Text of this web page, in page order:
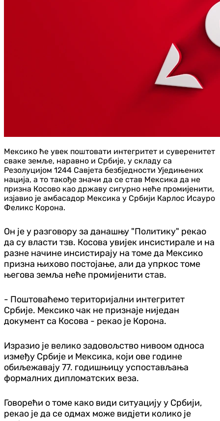
Мексико ће увек поштовати интегритет и суверенитет
сваке земље, наравно и Србије, у складу са
Резолуцијом 1244 Савјета безбједности Уједињених
нација, а то такође значи да се став Мексика да не
призна Косово као државу сигурно неће промијенити,
изјавио је амбасадор Мексика у Србији Карлос Исауро
Феликс Корона.
Он је у разговору за данашњу "Политику" рекао
да су власти тзв. Косова увијек инсистирале и на
разне начине инсистирају на томе да Мексико
призна њихово постојање, али да упркос томе
његова земља неће промијенити став.
- Поштоваћемо територијални интегритет
Србије. Мексико чак не признаје ниједан
документ са Косова - рекао је Корона.
Изразио је велико задовољство нивоом односа
између Србије и Мексика, који ове године
обиљежавају 77. годишњицу успостављања
формалних дипломатских веза.
Говорећи о томе како види ситуацију у Србији,
рекао је да се одмах може видјети колико је